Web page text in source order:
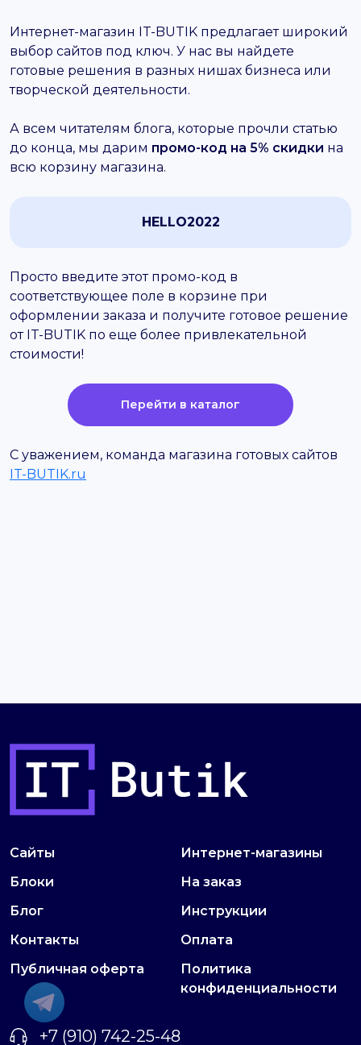
Интернет-магазин IT-BUTIK предлагает широкий
выбор сайтов под ключ. У нас вы найдете
готовые решения в разных нишах бизнеса или
творческой деятельности.
А всем читателям блога, которые прочли статью
до конца, мы дарим промо-код на 5% скидки на
всю корзину магазина.
HELLO2022
Просто введите этот промо-код в
соответствующее поле в корзине при
оформлении заказа и получите готовое решение
от IT-BUTIK по еще более привлекательной
стоимости!
Перейти в каталог
С уважением, команда магазина готовых сайтов
IT-BUTIK.ru
Сайты
Интернет-магазины
Блоки
На заказ
Блог
Инструкции
Контакты
Оплата
Публичная оферта
Политика
конфиденциальности
+7 (910) 742-25-48